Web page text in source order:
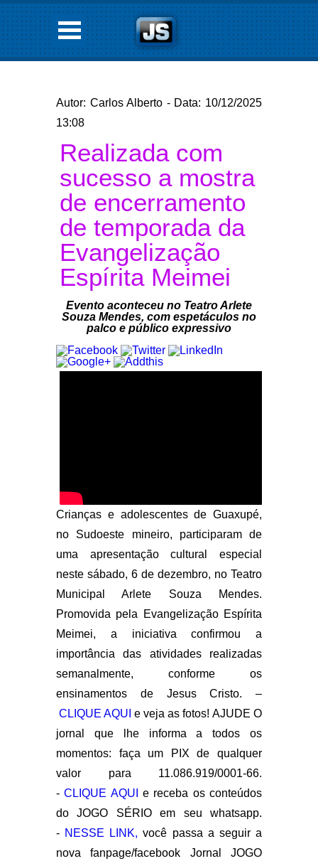
Autor: Carlos Alberto - Data: 10/12/2025
13:08
Realizada com
sucesso a mostra
de encerramento
de temporada da
Evangelização
Espírita Meimei
Evento aconteceu no Teatro Arlete
Souza Mendes, com espetáculos no
palco e público expressivo
Crianças e adolescentes de Guaxupé,
no Sudoeste mineiro, participaram de
uma apresentação cultural especial
neste sábado, 6 de dezembro, no Teatro
Municipal Arlete Souza Mendes.
Promovida pela Evangelização Espírita
Meimei, a iniciativa confirmou a
importância das atividades realizadas
semanalmente, conforme os
ensinamentos de Jesus Cristo. –
CLIQUE AQUI e veja as fotos! AJUDE O
jornal que lhe informa a todos os
momentos: faça um PIX de qualquer
valor para 11.086.919/0001-66.
-CLIQUE AQUI
e receba os conteúdos
do JOGO SÉRIO em seu whatsapp.
- NESSE LINK, você passa a seguir a
nova fanpage/facebook Jornal JOGO